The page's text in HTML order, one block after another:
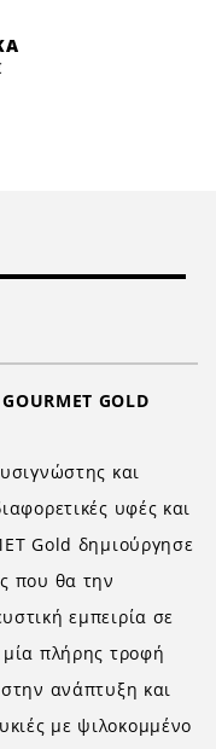
GOURMET GOLD
και
υφές και
Gold δημιούργησε
που θα την
εμπειρία σε
πλήρης τροφή
ανάπτυξη και
με ψιλοκομμένο